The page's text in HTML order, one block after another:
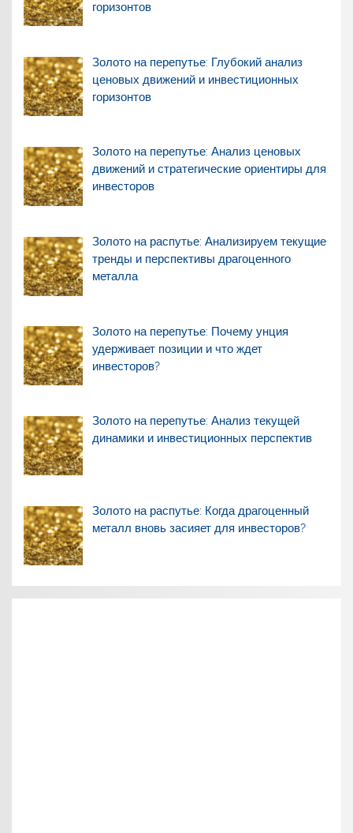
горизонтов
Золото на перепутье: Глубокий анализ
ценовых движений и инвестиционных
горизонтов
Золото на перепутье: Анализ ценовых
движений и стратегические ориентиры для
инвесторов
Золото на распутье: Анализируем текущие
тренды и перспективы драгоценного
металла
Золото на перепутье: Почему унция
удерживает позиции и что ждет
инвесторов?
Золото на перепутье: Анализ текущей
динамики и инвестиционных перспектив
Золото на распутье: Когда драгоценный
металл вновь засияет для инвесторов?